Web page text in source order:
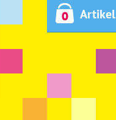
0 Artikel